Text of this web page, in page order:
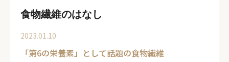
食物繊維のはなし
2023.01.10
「第6の栄養素」として話題の食物繊維